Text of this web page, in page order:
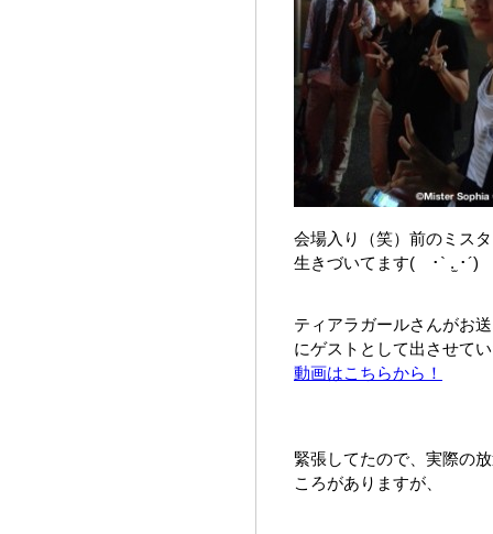
会場入り（笑）前のミス
生きづいてます( ･` .̫ ･´)
ティアラガールさんがお
にゲストとして出させて
動画はこちらから！
緊張してたので、実際の
ころがありますが、